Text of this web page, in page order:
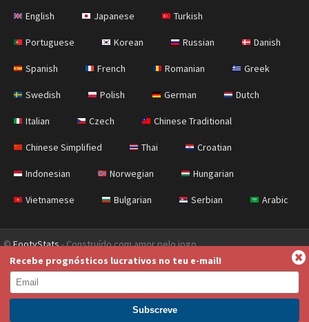
English Japanese Turkish
Portuguese Korean Russian Danish
Spanish French Romanian Greek
Swedish Polish German Dutch
Italian Czech Chinese Traditional
Chinese Simplified Thai Croatian
Indonesian Norwegian Hungarian
Vietnamese Bulgarian Serbian Arabic
©FootyStats- Construído com amor pelo jogo
Contacta-nos
Sobre Ajuda Política de Privacidade
Terms & Conditions (English)
News (English)
Torna-te Premium
Recebe prognósticos lucrativos no teu e-mail!